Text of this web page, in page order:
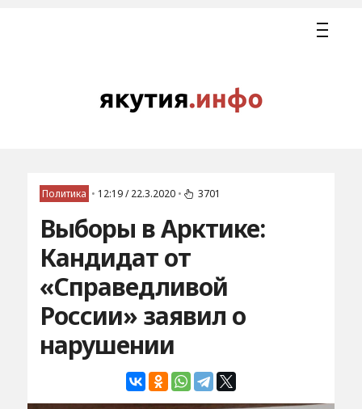
Политика • 12:19 / 22.3.2020 • 3701
Выборы в Арктике:
Кандидат от
«Справедливой
России» заявил о
нарушении